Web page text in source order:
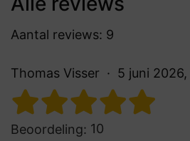
Aantal reviews: 9
Thomas Visser 5 juni
Beoordeling: 10